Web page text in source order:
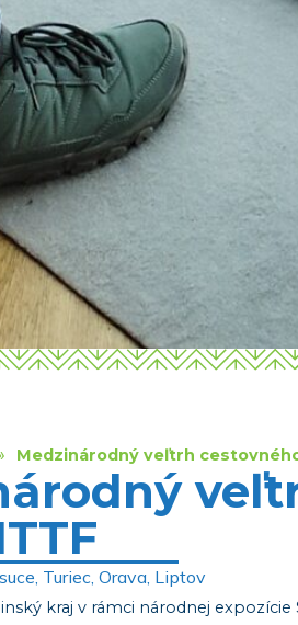
Medzinárodný veľtrh
Turiec, Orava, Liptov
kraj v rámci národnej